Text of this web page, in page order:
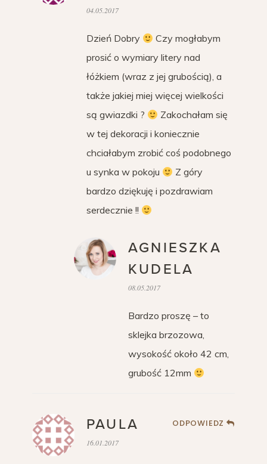
04.05.2017
Dzień Dobry
Czy mogłabym
prosić o wymiary litery nad
łóżkiem (wraz z jej grubością), a
także jakiej miej więcej wielkości
są gwiazdki ?
Zakochałam się
w tej dekoracji i koniecznie
chciałabym zrobić coś podobnego
u synka w pokoju
Z góry
bardzo dziękuję i pozdrawiam
serdecznie !!
AGNIESZKA
KUDELA
08.05.2017
Bardzo proszę – to
sklejka brzozowa,
wysokość około 42 cm,
grubość 12mm
PAULA ODPOWIEDZ
16.01.2017